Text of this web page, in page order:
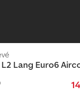
L2 Lang Euro6